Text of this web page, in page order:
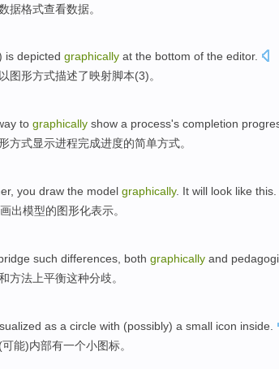
据格式查看数据。
is depicted graphically at the bottom of the editor.
以图形方式描述了映射脚本(3)。
to graphically show a process's completion
方式显示进程完成进度的简单方式。
, you draw the model graphically. It will look like this.
画出模型的图形化表示。
such differences , both graphically and
方法上平衡这种分歧。
as a circle with (possibly) a small icon inside
(可能)内部有一个小图标。